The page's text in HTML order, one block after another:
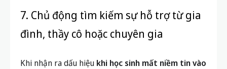
7. Chủ động tìm kiếm sự hỗ trợ từ gia
đình, thầy cô hoặc chuyên gia
Khi nhận ra dấu hiệu khi học sinh mất niềm tin vào